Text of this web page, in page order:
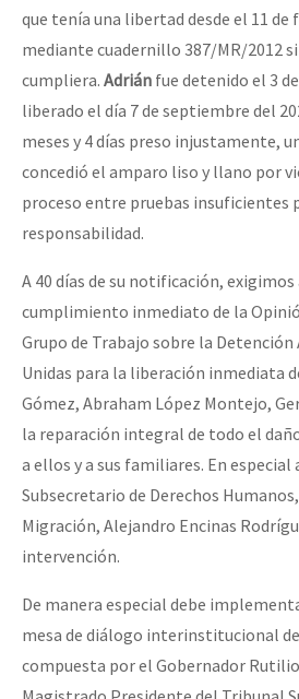
que tenía una libertad desde el 11 de
mediante cuadernillo 387/MR/2012
cumpliera. Adrián fue detenido el 3
liberado el día 7 de septiembre del
meses y 4 días preso injustamente,
concedió el amparo liso y llano por
proceso entre pruebas insuficientes
responsabilidad.
A 40 días de su notificación,
cumplimiento inmediato de la
Grupo de Trabajo sobre la
Unidas para la liberación inmediata
Gómez, Abraham López Montejo,
la reparación integral de todo el
a ellos y a sus familiares. En
Subsecretario de Derechos
Migración, Alejandro Encinas
intervención.
De manera especial debe
mesa de diálogo interinstitucional
compuesta por el Gobernador Rutilio